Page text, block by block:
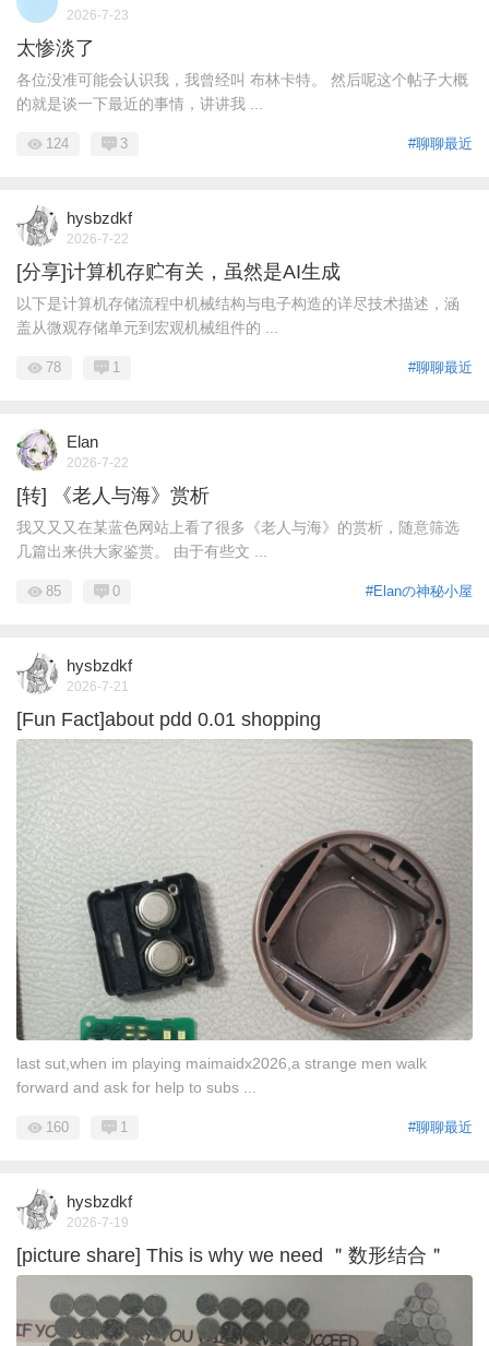
2026-7-23
太惨淡了
各位没准可能会认识我，我曾经叫 布林卡特。 然后呢这个帖子大概
的就是谈一下最近的事情，讲讲我 ...
#聊聊最近
124 3
hysbzdkf
2026-7-22
[分享]计算机存贮有关，虽然是AI生成
以下是计算机存储流程中机械结构与电子构造的详尽技术描述，涵
盖从微观存储单元到宏观机械组件的 ...
#聊聊最近
78 1
Elan
2026-7-22
[转] 《老人与海》赏析
我又又又在某蓝色网站上看了很多《老人与海》的赏析，随意筛选
几篇出来供大家鉴赏。 由于有些文 ...
#Elanの神秘小屋
85 0
hysbzdkf
2026-7-21
[Fun Fact]about pdd 0.01 shopping
last sut,when im playing maimaidx2026,a strange men walk
forward and ask for help to subs ...
#聊聊最近
160 1
hysbzdkf
2026-7-19
[picture share] This is why we need ＂数形结合＂